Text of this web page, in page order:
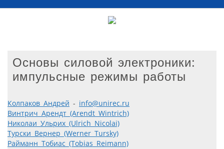
Основы силовой электроники:
импульсные режимы работы
Колпаков Андрей - info@unirec.ru
Винтрич Арендт (Arendt Wintrich)
Николаи Ульрих (Ulrich Nicolai)
Турски Вернер (Werner Tursky)
Райманн Тобиас (Tobias Reimann)